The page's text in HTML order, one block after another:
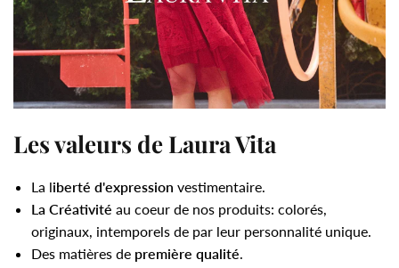
Les valeurs de Laura Vita
La liberté d'expression vestimentaire.
La Créativité au coeur de nos produits: colorés,
originaux, intemporels de par leur personnalité unique.
Des matières de première qualité.